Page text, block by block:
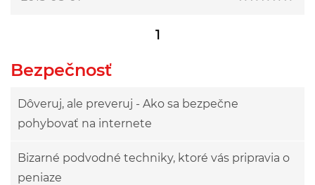
1
Bezpečnosť
Dôveruj, ale preveruj - Ako sa bezpečne
pohybovať na internete
Bizarné podvodné techniky, ktoré vás pripravia o
peniaze